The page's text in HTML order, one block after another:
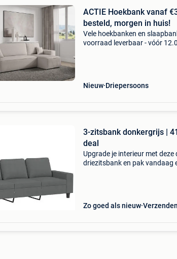
ACTIE Hoekbank vanaf
besteld, morgen in huis!
Vele hoekbanken en
voorraad leverbaar - vóór
Nieuw Driepersoons
3-zitsbank donkergrijs |
deal
Upgrade je interieur met deze
driezitsbank en pak vandaag
Zo goed als nieuw Verzenden